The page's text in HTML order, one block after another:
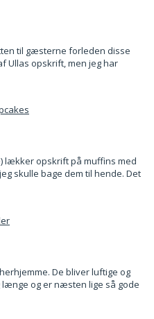
til gæsterne forleden disse
Ullas opskrift, men jeg har
lækker opskrift på muffins med
skulle bage dem til hende. Det
De bliver luftige og
og er næsten lige så gode